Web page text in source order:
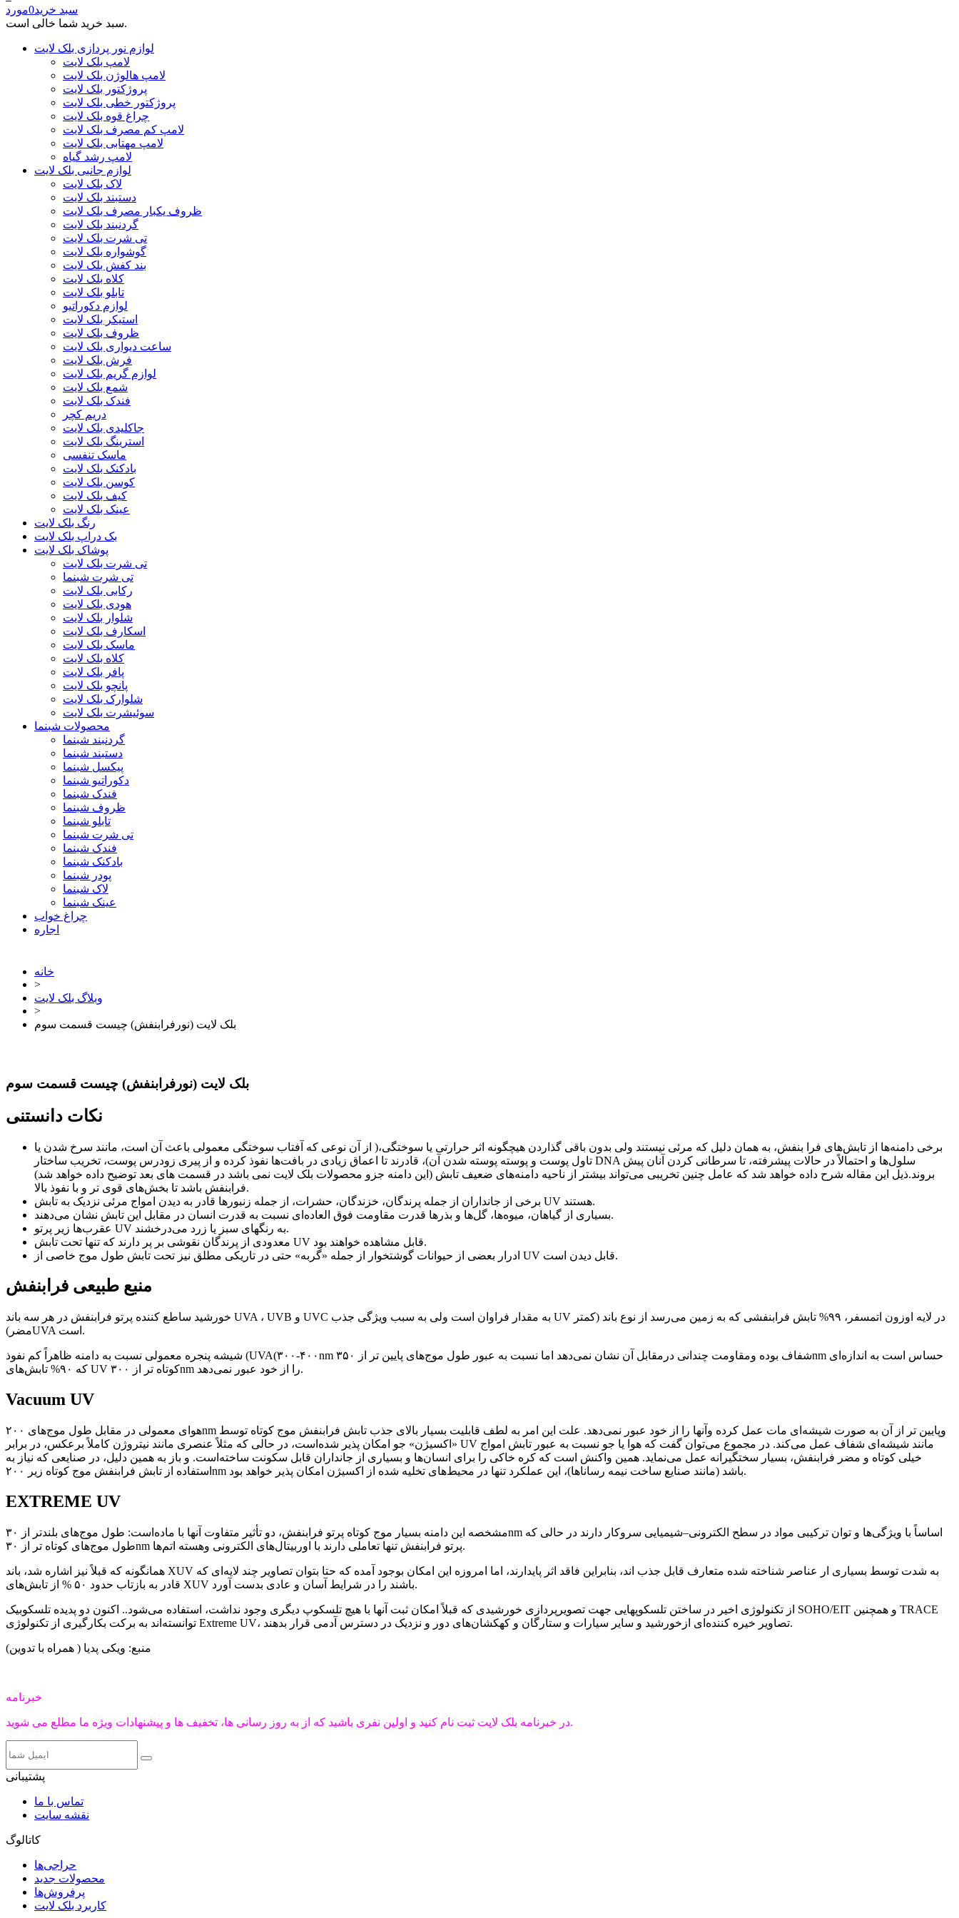
سبد خرید0مورد
سبد خرید شما خالی است.
لوازم نور پردازی بلک لایت
لامپ بلک لایت
لامپ هالوژن بلک لایت
پروژکتور بلک لایت
پروژکتور خطی بلک لایت
چراغ قوه بلک لایت
لامپ کم مصرف بلک لایت
لامپ مهتابی بلک لایت
لامپ رشد گیاه
لوازم جانبی بلک لایت
لاک بلک لایت
دستبند بلک لایت
ظروف یکبار مصرف بلک لایت
گردنبند بلک لایت
تی شرت بلک لایت
گوشواره بلک لایت
بند کفش بلک لایت
کلاه بلک لایت
تابلو بلک لایت
لوازم دکوراتیو
استیکر بلک لایت
ظروف بلک لایت
ساعت دیواری بلک لایت
فرش بلک لایت
لوازم گریم بلک لایت
شمع بلک لایت
فندک بلک لایت
دریم کچر
جاکلیدی بلک لایت
استرینگ بلک لایت
ماسک تنفسی
بادکنک بلک لایت
کوسن بلک لایت
کیف بلک لایت
عینک بلک لایت
رنگ بلک لایت
بک دراپ بلک لایت
پوشاک بلک لایت
تی شرت بلک لایت
تی شرت شبنما
رکابی بلک لایت
هودی بلک لایت
شلوار بلک لایت
اسکارف بلک لایت
ماسک بلک لایت
کلاه بلک لایت
پافر بلک لایت
پانچو بلک لایت
شلوارک بلک لایت
سوئیشرت بلک لایت
محصولات شبنما
گردنبند شبنما
دستبند شبنما
پیکسل شبنما
دکوراتیو شبنما
فندک شبنما
ظروف شبنما
تابلو شبنما
تی شرت شبنما
فندک شبنما
بادکنک شبنما
پودر شبنما
لاک شبنما
عینک شبنما
چراغ خواب
اجاره
خانه
>
وبلاگ بلک لایت
>
بلک لایت (نورفرابنفش) چیست قسمت سوم
بلک لایت (نورفرابنفش) چیست قسمت سوم
نکات دانستنی
برخی دامنه‌ها از تابش‌های فرا بنفش، به همان دلیل که مرئی نیستند ولی بدون باقی گذاردن هیچگونه اثر حرارتی یا سوختگی،( از آن نوعی که آفتاب سوختگی معمولی باعث آن است، مانند سرخ شدن یا
تاول پوست و پوسته پوسته شدن آن)، قادرند تا اعماق زیادی در بافت‌ها نفوذ کرده و از پیری زودرس پوست، تخریب ساختار DNA سلول‌ها و احتمالاً در حالات پیشرفته، تا سرطانی کردن آنان پیش
بروند.ذیل این مقاله شرح داده خواهد شد که عامل چنین تخریبی می‌تواند بیشتر از ناحیه دامنه‌های ضعیف تابش (این دامنه جزو محصولات بلک لایت نمی باشد در قسمت های بعد توضیح داده خواهد شد)
فرابنفش باشد تا بخش‌های قوی تر و با نفوذ بالا.
برخی از جانداران از جمله پرندگان، خزندگان، حشرات، از جمله زنبورها قادر به دیدن امواج مرئی نزدیک به تابش UV هستند.
بسیاری از گیاهان، میوه‌ها، گل‌ها و بذرها قدرت مقاومت فوق العاده‌ای نسبت به قدرت انسان در مقابل این تابش نشان می‌دهند.
عقرب‌ها زیر پرتو UV به رنگهای سبز یا زرد می‌درخشند.
معدودی از پرندگان نقوشی بر پر دارند که تنها تحت تابش UV قابل مشاهده خواهند بود.
ادرار بعضی از حیوانات گوشتخوار از جمله «گربه» حتی در تاریکی مطلق نیز تحت تابش طول موج خاصی از UV قابل دیدن است.
منبع طبیعی فرابنفش
خورشید ساطع کننده پرتو فرابنفش در هر سه باند UVA ، UVB و UVC به مقدار فراوان است ولی به سبب ویژگی جذب UV در لایه اوزون اتمسفر، ۹۹% تابش فرابنفشی که به زمین می‌رسد از نوع باند (کمتر
مضر)UVA است.
شیشه پنجره معمولی نسبت به دامنه ظاهراً کم نفوذ (UVA(۳۰۰-۴۰۰nm شفاف بوده ومقاومت چندانی درمقابل آن نشان نمی‌دهد اما نسبت به عبور طول موج‌های پایین تر از ۳۵۰nm حساس است به اندازه‌ای
که ۹۰% تابش‌های UV کوتاه تر از ۳۰۰nm را از خود عبور نمی‌دهد.
Vacuum UV
هوای معمولی در مقابل طول موج‌های ۲۰۰nm وپایین تر از آن به صورت شیشه‌ای مات عمل کرده وآنها را از خود عبور نمی‌دهد. علت این امر به لطف قابلیت بسیار بالای جذب تابش فرابنفش موج کوتاه توسط
«اکسیژن» جو امکان پذیر شده‌است، در حالی که مثلاً عنصری مانند نیتروژن کاملاً برعکس، در برابر UV مانند شیشه‌ای شفاف عمل می‌کند. در مجموع می‌توان گفت که هوا یا جو نسبت به عبور تابش امواج
خیلی کوتاه و مضر فرابنفش، بسیار سختگیرانه عمل می‌نماید. همین واکنش است که کره خاکی را برای انسان‌ها و بسیاری از جانداران قابل سکونت ساخته‌است. و باز به همین دلیل، در صنایعی که نیاز به
استفاده از تابش فرابنفش موج کوتاه زیر ۲۰۰nm باشد (مانند صنایع ساخت نیمه رساناها)، این عملکرد تنها در محیط‌های تخلیه شده از اکسیژن امکان پذیر خواهد بود.
EXTREME UV
مشخصه این دامنه بسیار موج کوتاه پرتو فرابنفش، دو تأثیر متفاوت آنها با ماده‌است: طول موج‌های بلندتر از ۳۰nm اساساً با ویژگی‌ها و توان ترکیبی مواد در سطح الکترونی–شیمیایی سروکار دارند در حالی که
طول موج‌های کوتاه تر از ۳۰nm پرتو فرابنفش تنها تعاملی دارند با اوربیتال‌های الکترونی وهسته اتم‌ها.
همانگونه که قبلاً نیز اشاره شد، باند XUV به شدت توسط بسیاری ار عناصر شناخته شده متعارف قابل جذب اند، بنابراین فاقد اثر پایدارند، اما امروزه این امکان بوجود آمده که حتا بتوان تصاویر چند لایه‌ای که
قادر به بازتاب حدود ۵۰ % از تابش‌های XUV باشند را در شرایط آسان و عادی بدست آورد.
از تکنولوژی اخیر در ساختن تلسکوپهایی جهت تصویرپردازی خورشیدی که قبلاً امکان ثبت آنها با هیچ تلسکوپ دیگری وجود نداشت، استفاده می‌شود.. اکنون دو پدیده تلسکوبیک SOHO/EIT و همچنین TRACE
توانسته‌اند به برکت بکارگیری از تکنولوژی Extreme UV، تصاویر خیره کننده‌ای ازخورشید و سایر سیارات و ستارگان و کهکشان‌های دور و نزدیک در دسترس آدمی قرار بدهند.
منبع: ویکی پدیا ( همراه با تدوین)
خبرنامه
در خبرنامه بلک لایت ثبت نام کنید و اولین نفری باشید که از به روز رسانی ها، تخفیف ها و پیشنهادات ویژه ما مطلع می شوید.
پشتیبانی
تماس با ما
نقشه سایت
کاتالوگ
حراجی‌ها
محصولات جدید
پرفروش‌ها
کاربرد بلک لایت